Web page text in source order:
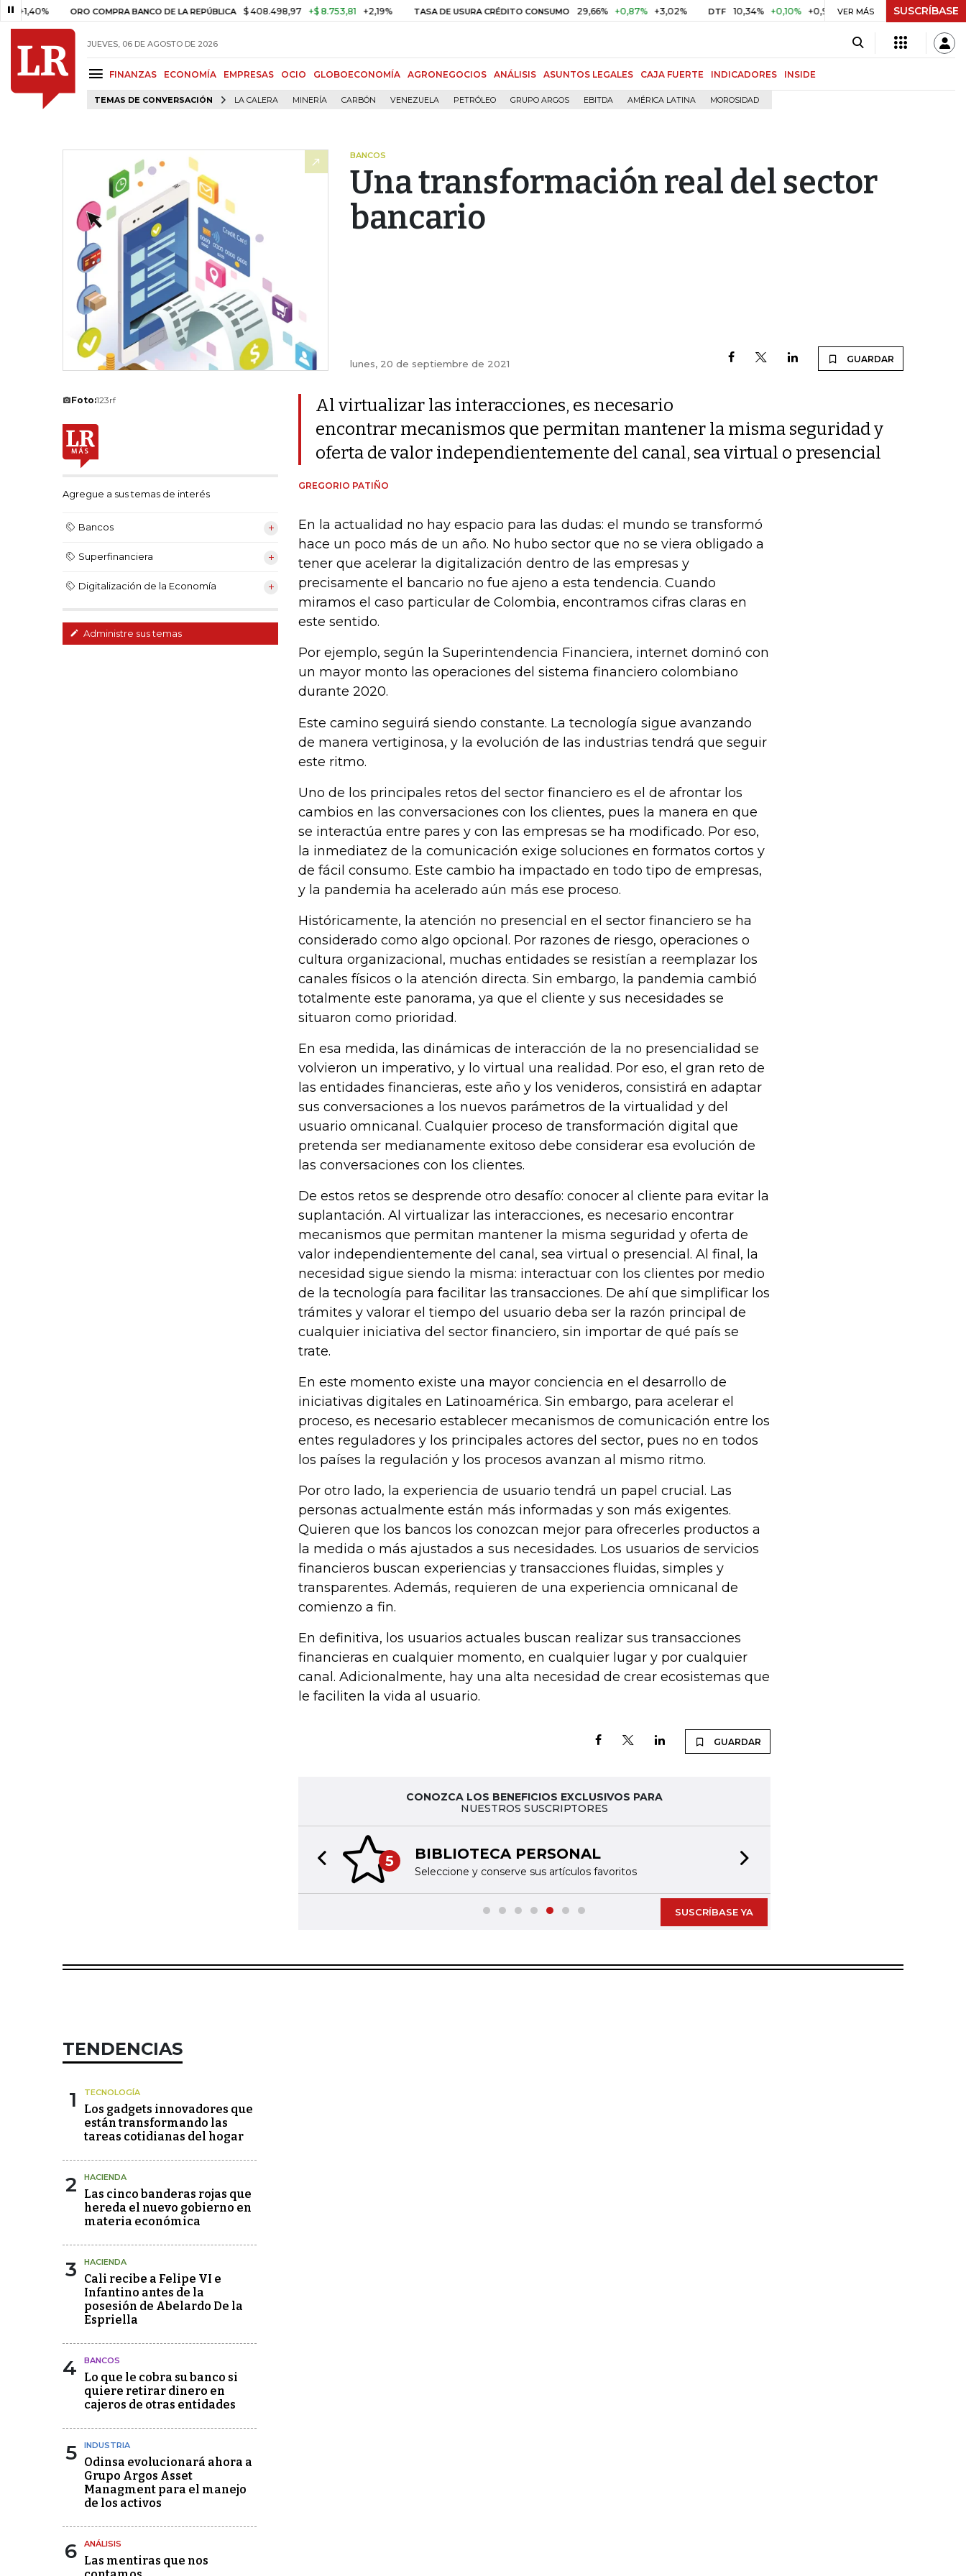
ORO COMPRA BANCO DE LA REPÚBLICA $ 408.498,97 +$ 8.753,81 +2,19% TASA DE USURA CRÉDITO CONSUMO 29,66% +0,87% +3,02% DTF 10,34% +0,10% +0,98% UVR $ 416,91 +$ 0,05 +0,01%
VER MÁS SUSCRÍBASE
JUEVES, 06 DE AGOSTO DE 2026
FINANZAS ECONOMÍA EMPRESAS OCIO GLOBOECONOMÍA AGRONEGOCIOS ANÁLISIS ASUNTOS LEGALES CAJA FUERTE INDICADORES INSIDE
TEMAS DE CONVERSACIÓN LA CALERA MINERÍA CARBÓN VENEZUELA PETRÓLEO GRUPO ARGOS EBITDA AMÉRICA LATINA MOROSIDAD
BANCOS
Una transformación real del sector
bancario
lunes, 20 de septiembre de 2021 GUARDAR
Foto:123rf
Agregue a sus temas de interés
Bancos
Superfinanciera
Digitalización de la Economía
Administre sus temas
Al virtualizar las interacciones, es necesario
encontrar mecanismos que permitan mantener la misma seguridad y
oferta de valor independientemente del canal, sea virtual o presencial
GREGORIO PATIÑO
En la actualidad no hay espacio para las dudas: el mundo se transformó
hace un poco más de un año. No hubo sector que no se viera obligado a
tener que acelerar la digitalización dentro de las empresas y
precisamente el bancario no fue ajeno a esta tendencia. Cuando
miramos el caso particular de Colombia, encontramos cifras claras en
este sentido.
Por ejemplo, según la Superintendencia Financiera, internet dominó con
un mayor monto las operaciones del sistema financiero colombiano
durante 2020.
Este camino seguirá siendo constante. La tecnología sigue avanzando
de manera vertiginosa, y la evolución de las industrias tendrá que seguir
este ritmo.
Uno de los principales retos del sector financiero es el de afrontar los
cambios en las conversaciones con los clientes, pues la manera en que
se interactúa entre pares y con las empresas se ha modificado. Por eso,
la inmediatez de la comunicación exige soluciones en formatos cortos y
de fácil consumo. Este cambio ha impactado en todo tipo de empresas,
y la pandemia ha acelerado aún más ese proceso.
Históricamente, la atención no presencial en el sector financiero se ha
considerado como algo opcional. Por razones de riesgo, operaciones o
cultura organizacional, muchas entidades se resistían a reemplazar los
canales físicos o la atención directa. Sin embargo, la pandemia cambió
totalmente este panorama, ya que el cliente y sus necesidades se
situaron como prioridad.
En esa medida, las dinámicas de interacción de la no presencialidad se
volvieron un imperativo, y lo virtual una realidad. Por eso, el gran reto de
las entidades financieras, este año y los venideros, consistirá en adaptar
sus conversaciones a los nuevos parámetros de la virtualidad y del
usuario omnicanal. Cualquier proceso de transformación digital que
pretenda ser medianamente exitoso debe considerar esa evolución de
las conversaciones con los clientes.
De estos retos se desprende otro desafío: conocer al cliente para evitar la
suplantación. Al virtualizar las interacciones, es necesario encontrar
mecanismos que permitan mantener la misma seguridad y oferta de
valor independientemente del canal, sea virtual o presencial. Al final, la
necesidad sigue siendo la misma: interactuar con los clientes por medio
de la tecnología para facilitar las transacciones. De ahí que simplificar los
trámites y valorar el tiempo del usuario deba ser la razón principal de
cualquier iniciativa del sector financiero, sin importar de qué país se
trate.
En este momento existe una mayor conciencia en el desarrollo de
iniciativas digitales en Latinoamérica. Sin embargo, para acelerar el
proceso, es necesario establecer mecanismos de comunicación entre los
entes reguladores y los principales actores del sector, pues no en todos
los países la regulación y los procesos avanzan al mismo ritmo.
Por otro lado, la experiencia de usuario tendrá un papel crucial. Las
personas actualmente están más informadas y son más exigentes.
Quieren que los bancos los conozcan mejor para ofrecerles productos a
la medida o más ajustados a sus necesidades. Los usuarios de servicios
financieros buscan experiencias y transacciones fluidas, simples y
transparentes. Además, requieren de una experiencia omnicanal de
comienzo a fin.
En definitiva, los usuarios actuales buscan realizar sus transacciones
financieras en cualquier momento, en cualquier lugar y por cualquier
canal. Adicionalmente, hay una alta necesidad de crear ecosistemas que
le faciliten la vida al usuario.
GUARDAR
CONOZCA LOS BENEFICIOS EXCLUSIVOS PARA
NUESTROS SUSCRIPTORES
5 BIBLIOTECA PERSONAL
Seleccione y conserve sus artículos favoritos
Previous slide
SUSCRÍBASE YA
TENDENCIAS
1 TECNOLOGÍA
Los gadgets innovadores que
están transformando las
tareas cotidianas del hogar
2 HACIENDA
Las cinco banderas rojas que
hereda el nuevo gobierno en
materia económica
3 HACIENDA
Cali recibe a Felipe VI e
Infantino antes de la
posesión de Abelardo De la
Espriella
4 BANCOS
Lo que le cobra su banco si
quiere retirar dinero en
cajeros de otras entidades
5 INDUSTRIA
Odinsa evolucionará ahora a
Grupo Argos Asset
Managment para el manejo
de los activos
6 ANÁLISIS
Las mentiras que nos